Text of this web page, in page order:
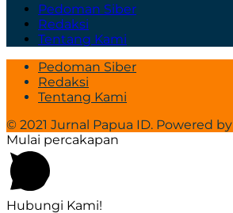
Pedoman Siber
Redaksi
Tentang Kami
Pedoman Siber
Redaksi
Tentang Kami
© 2021 Jurnal Papua ID. Powered by
Mulai percakapan
Hubungi Kami!